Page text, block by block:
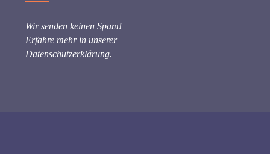
Wir senden keinen Spam!
Erfahre mehr in unserer
Datenschutzerklärung.